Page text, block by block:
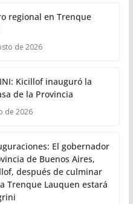
regional en Trenque
de 2026
Kicillof inauguró la
de la Provincia
de 2026
El gobernador
de Buenos Aires,
después de culminar
Trenque Lauquen estará